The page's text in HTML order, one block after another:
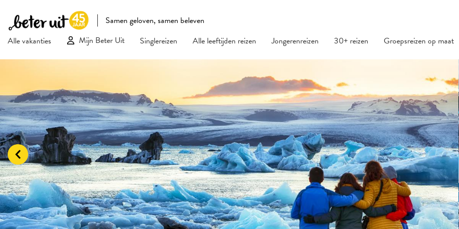
Samen geloven, samen beleven
Alle vakanties
Mijn Beter Uit Singlereizen Alle leeftijden reizen Jongerenreizen 30+ reizen Groepsreizen op maat